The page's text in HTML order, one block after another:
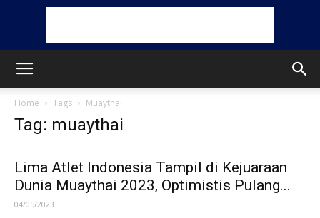
Home Tags Muaythai
Tag: muaythai
Lima Atlet Indonesia Tampil di Kejuaraan
Dunia Muaythai 2023, Optimistis Pulang...
04/05/2023